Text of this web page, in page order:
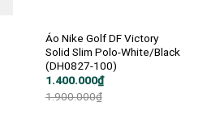
Áo Nike Golf DF Victory
Solid Slim Polo-White/Black
(DH0827-100)
1.900.000₫
Giá
là:
1.400.000₫
Giá
tại